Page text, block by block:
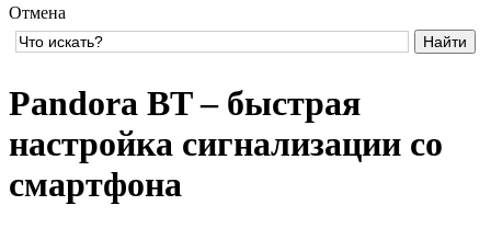
Отмена
Pandora BT – быстрая
настройка сигнализации со
смартфона